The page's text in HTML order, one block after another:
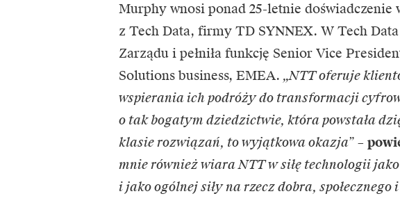
Murphy wnosi ponad 25-letnie
z Tech Data, firmy TD SYNNEX. W Tech
Zarządu i pełniła funkcję Senior Vice
Solutions business, EMEA. „NTT oferuje
wspierania ich podróży do transformacji
o tak bogatym dziedzictwie, która powstała
klasie rozwiązań, to wyjątkowa okazja”–
mnie również wiara NTT w siłę technologii
i jako ogólnej siły na rzecz dobra, społecznego